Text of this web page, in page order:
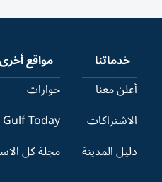
خدماتنا
أعلن معنا
الاشتراكات
دليل المدينة
مواقع أخرى
حوارات
Today
مجلة كل